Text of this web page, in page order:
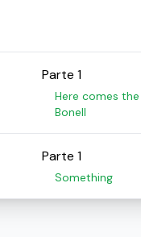
Parte 1
Here comes
Bonell
Parte 1
Something